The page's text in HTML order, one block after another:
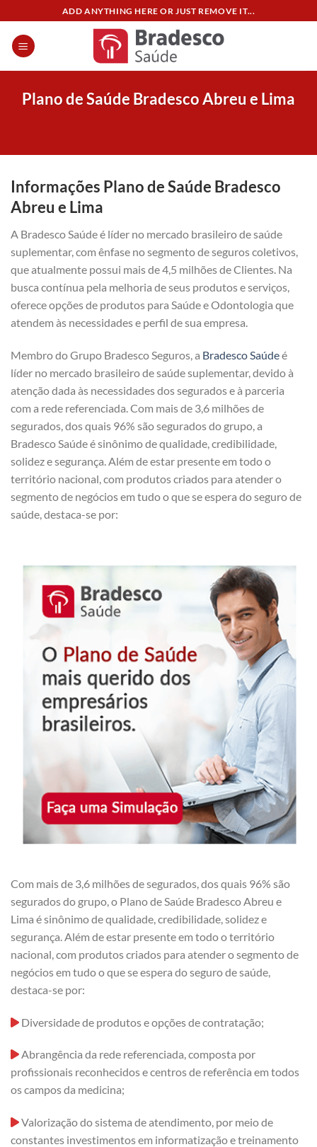
content
ADD ANYTHING HERE OR JUST REMOVE IT...
Plano de Saúde Bradesco Abreu e Lima
Informações Plano de Saúde Bradesco
Abreu e Lima
A Bradesco Saúde é líder no mercado brasileiro de saúde
suplementar, com ênfase no segmento de seguros coletivos,
que atualmente possui mais de 4,5 milhões de Clientes. Na
busca contínua pela melhoria de seus produtos e serviços,
oferece opções de produtos para Saúde e Odontologia que
atendem às necessidades e perfil de sua empresa.
Membro do Grupo Bradesco Seguros, a Bradesco Saúdeé
líder no mercado brasileiro de saúde suplementar, devido à
atenção dada às necessidades dos segurados e à parceria
com a rede referenciada. Com mais de 3,6 milhões de
segurados, dos quais 96% são segurados do grupo, a
Bradesco Saúde é sinônimo de qualidade, credibilidade,
solidez e segurança. Além de estar presente em todo o
território nacional, com produtos criados para atender o
segmento de negócios em tudo o que se espera do seguro de
saúde, destaca-se por:
Com mais de 3,6 milhões de segurados, dos quais 96% são
segurados do grupo, o Plano de Saúde Bradesco Abreu e
Lima é sinônimo de qualidade, credibilidade, solidez e
segurança. Além de estar presente em todo o território
nacional, com produtos criados para atender o segmento de
negócios em tudo o que se espera do seguro de saúde,
destaca-se por:
Diversidade de produtos e opções de contratação;
Abrangência da rede referenciada, composta por
profissionais reconhecidos e centros de referência em todos
os campos da medicina;
Valorização do sistema de atendimento, por meio de
constantes investimentos em informatização e treinamento